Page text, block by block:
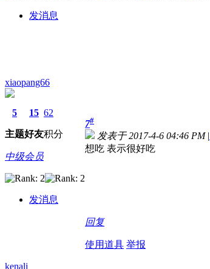
发消息
xiaopang66
5
主题
15
好友
62
积分
中级会员
发消息
7#
发表于 2017-4-6 04:46 PM |
想吃 表示很好吃
回复
使用道具 举报
kenali